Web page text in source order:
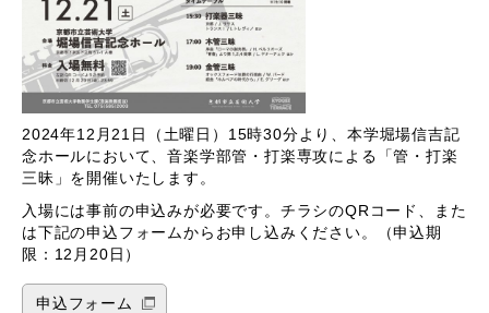
2024年12月21日（土曜日）15時30分より、本学堀場信吉記
念ホールにおいて、音楽学部管・打楽専攻による「管・打楽
三昧」を開催いたします。
入場には事前の申込みが必要です。チラシのQRコード、また
は下記の申込フォームからお申し込みください。（申込期
限：12月20日）
申込フォーム